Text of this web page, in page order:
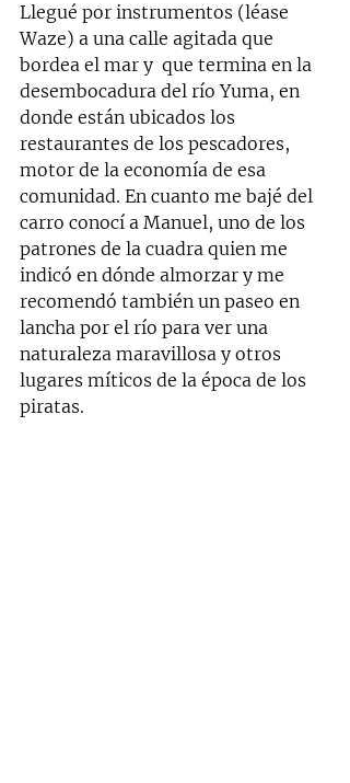
Llegué por instrumentos (léase
Waze) a una calle agitada que
bordea el mar y  que termina en la
desembocadura del río Yuma, en
donde están ubicados los
restaurantes de los pescadores,
motor de la economía de esa
comunidad. En cuanto me bajé del
carro conocí a Manuel, uno de los
patrones de la cuadra quien me
indicó en dónde almorzar y me
recomendó también un paseo en
lancha por el río para ver una
naturaleza maravillosa y otros
lugares míticos de la época de los
piratas.